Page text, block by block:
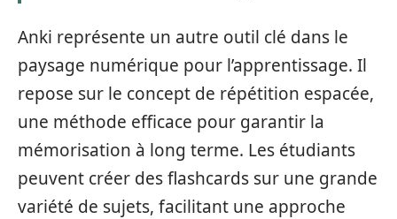
Anki représente un autre outil clé dans le
paysage numérique pour l’apprentissage. Il
repose sur le concept de répétition espacée,
une méthode efficace pour garantir la
mémorisation à long terme. Les étudiants
peuvent créer des flashcards sur une grande
variété de sujets, facilitant une approche